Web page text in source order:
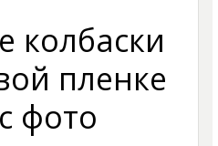
колбаски
пленке
фото